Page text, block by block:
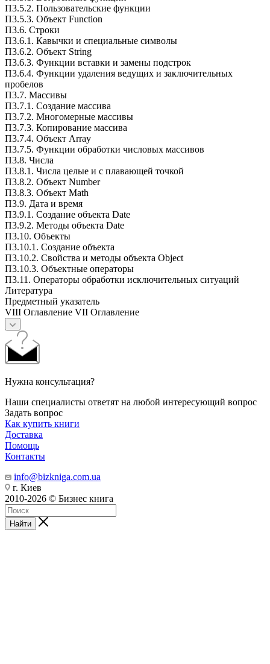
П3.5.2. Пользовательские функции
П3.5.3. Объект Function
П3.6. Строки
П3.6.1. Кавычки и специальные символы
П3.6.2. Объект String
П3.6.3. Функции вставки и замены подстрок
П3.6.4. Функции удаления ведущих и заключительных
пробелов
П3.7. Массивы
П3.7.1. Создание массива
П3.7.2. Многомерные массивы
П3.7.3. Копирование массива
П3.7.4. Объект Array
П3.7.5. Функции обработки числовых массивов
П3.8. Числа
П3.8.1. Числа целые и с плавающей точкой
П3.8.2. Объект Number
П3.8.3. Объект Math
П3.9. Дата и время
П3.9.1. Создание объекта Date
П3.9.2. Методы объекта Date
П3.10. Объекты
П3.10.1. Создание объекта
П3.10.2. Свойства и методы объекта Object
П3.10.3. Объектные операторы
П3.11. Операторы обработки исключительных ситуаций
Литература
Предметный указатель
VIII Оглавление VII Оглавление
Нужна консультация?
Наши специалисты ответят на любой интересующий вопрос
Задать вопрос
Как купить книги
Доставка
Помощь
Контакты
info@bizkniga.com.ua
г. Киев
2010-2026 © Бизнес книга
Найти